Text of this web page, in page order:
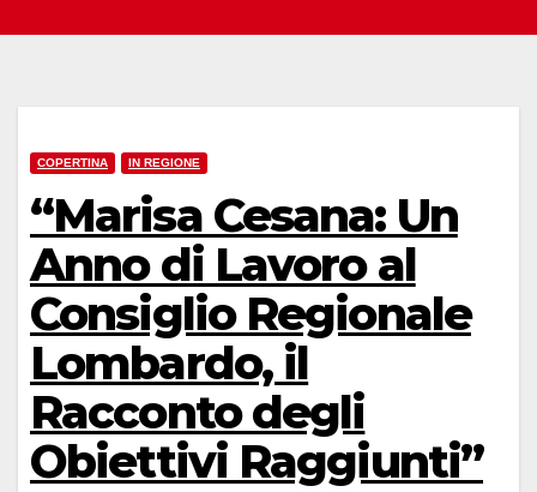
COPERTINA IN REGIONE
“Marisa Cesana: Un
Anno di Lavoro al
Consiglio Regionale
Lombardo, il
Racconto degli
Obiettivi Raggiunti”